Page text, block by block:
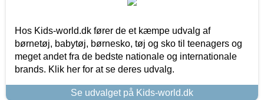
Hos Kids-world.dk fører de et kæmpe udvalg af
børnetøj, babytøj, børnesko, tøj og sko til teenagers og
meget andet fra de bedste nationale og internationale
brands. Klik her for at se deres udvalg.
Se udvalget på Kids-world.dk